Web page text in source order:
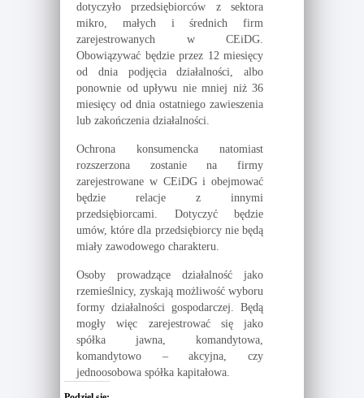
dotyczyło przedsiębiorców z sektora
mikro, małych i średnich firm
zarejestrowanych w CEiDG.
Obowiązywać będzie przez 12 miesięcy
od dnia podjęcia działalności, albo
ponownie od upływu nie mniej niż 36
miesięcy od dnia ostatniego zawieszenia
lub zakończenia działalności.
Ochrona konsumencka natomiast
rozszerzona zostanie na firmy
zarejestrowane w CEiDG i obejmować
będzie relacje z innymi
przedsiębiorcami. Dotyczyć będzie
umów, które dla przedsiębiorcy nie będą
miały zawodowego charakteru.
Osoby prowadzące działalność jako
rzemieślnicy, zyskają możliwość wyboru
formy działalności gospodarczej. Będą
mogły więc zarejestrować się jako
spółka jawna, komandytowa,
komandytowo – akcyjna, czy
jednoosobowa spółka kapitałowa.